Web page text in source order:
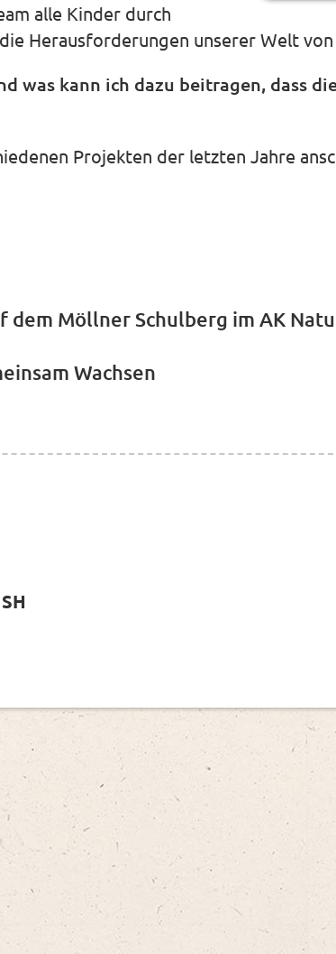
alle Kinder durch
Herausforderungen unserer Welt
was kann ich dazu beitragen, dass
Projekten der letzten Jahre
Möllner Schulberg im AK
Wachsen